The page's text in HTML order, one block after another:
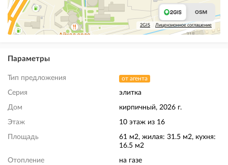
2GIS Лицензионное соглашение
Параметры
Тип предложения от агента
Серия элитка
Дом кирпичный, 2026 г.
Этаж 10 этаж из 16
Площадь
61 м2, жилая: 31.5 м2, кухня:
16.5 м2
Отопление на газе